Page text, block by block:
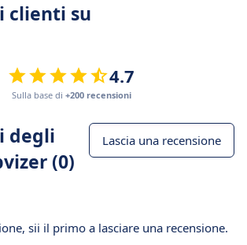
clienti su
4.7
Sulla base di +200 recensioni
degli
(0)
Lascia una recensione
sii il primo a lasciare una recensione.